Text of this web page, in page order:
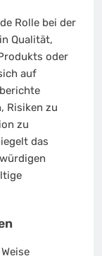
Rolle bei der
Qualität,
oder
auf
Risiken zu
zu
das